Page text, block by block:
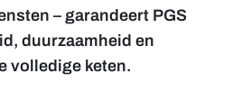
– garandeert PGS
duurzaamheid en
volledige keten.